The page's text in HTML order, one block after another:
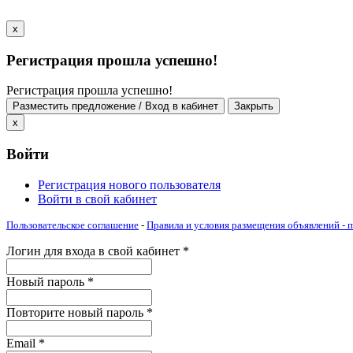
x
Регистрация прошла успешно!
Регистрация прошла успешно!
Разместить предложение / Вход в кабинет
Закрыть
x
Войти
Регистрация нового пользователя
Войти в свой кабинет
Пользовательское соглашение - Правила и условия размещения объявлений -
Логин для входа в свой кабинет *
Новый пароль *
Повторите новый пароль *
Email *